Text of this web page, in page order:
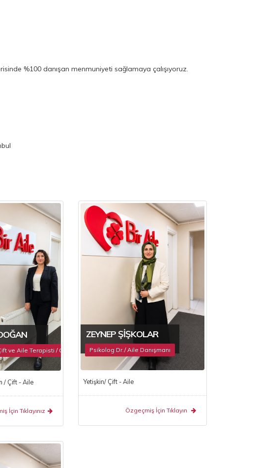
%100 danışan menmuniyeti sağlamaya çalışıyoruz.
ve Aile Terapisti / Oyun Terapisti
/ Çift - Aile
İçin Tıklayınız
ZEYNEP ŞIŞKOLAR
Psikolog Dr./ Aile Danışmanı
Yetişkin/ Çift - Aile
Özgeçmiş İçin Tıklayın